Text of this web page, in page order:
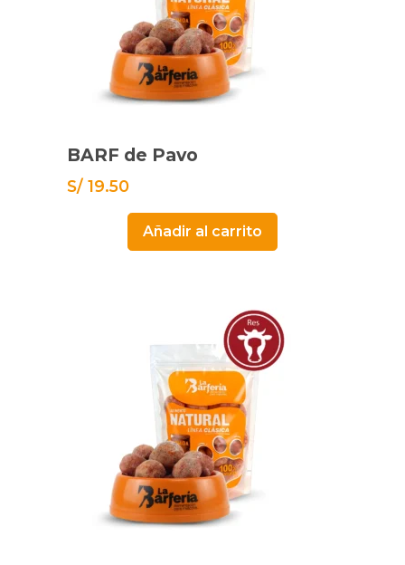
BARF de Pavo
S/ 19.50
Añadir al carrito